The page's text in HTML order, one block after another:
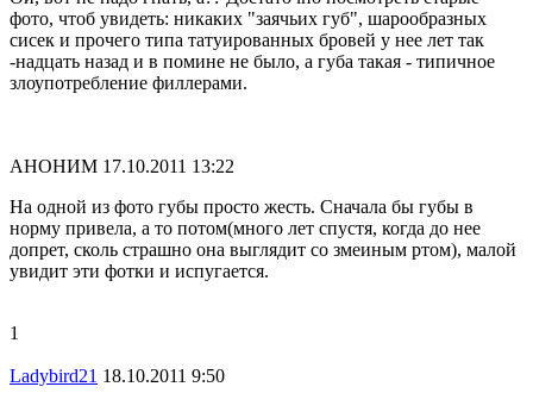
фото, чтоб увидеть: никаких "заячьих губ", шарообразных
сисек и прочего типа татуированных бровей у нее лет так
-надцать назад и в помине не было, а губа такая - типичное
злоупотребление филлерами.
АНОНИМ 17.10.2011 13:22
На одной из фото губы просто жесть. Сначала бы губы в
норму привела, а то потом(много лет спустя, когда до нее
допрет, сколь страшно она выглядит со змеиным ртом), малой
увидит эти фотки и испугается.
1
Ladybird21 18.10.2011 9:50